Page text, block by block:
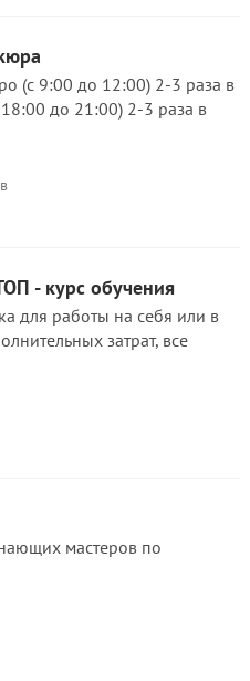
(с 9:00 до 12:00) 2-3 раза в
до 21:00) 2-3 раза в
- курс обучения
для работы на себя или в
затрат, все
мастеров по